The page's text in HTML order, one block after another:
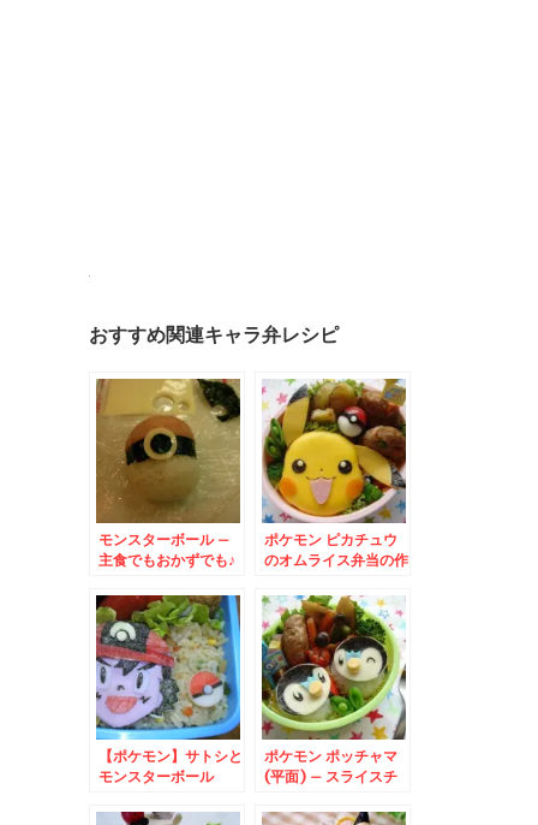
おすすめ関連キャラ弁レシピ
モンスターボール –
主食でもおかずでも♪
に♪
ポケモン ピカチュウ
のオムライス弁当の作
【ポケモン】サトシと
モンスターボール
ポケモン ポッチャマ
(平面) – スライスチ
ターキャラ☆